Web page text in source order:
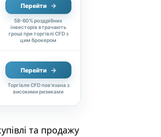
Перейти
58-60% роздрібних
інвесторів втрачають
гроші при торгівлі CFD з
цим брокером
Перейти
Торгівля CFD пов'язана з
високими ризиками
та продажу